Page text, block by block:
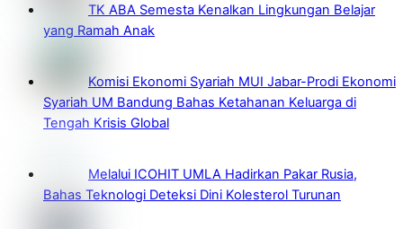
TK ABA Semesta Kenalkan Lingkungan Belajar
yang Ramah Anak
Komisi Ekonomi Syariah MUI Jabar-Prodi Ekonomi
Syariah UM Bandung Bahas Ketahanan Keluarga di
Tengah Krisis Global
Melalui ICOHIT UMLA Hadirkan Pakar Rusia,
Bahas Teknologi Deteksi Dini Kolesterol Turunan